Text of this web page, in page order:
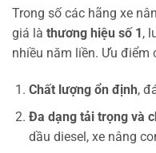
Trong số các hãng xe
giá là thương hiệu số 1,
nhiều năm liền. Ưu điểm
Chất lượng ổn định,
Đa dạng tải trọng và
dầu diesel, xe nâng